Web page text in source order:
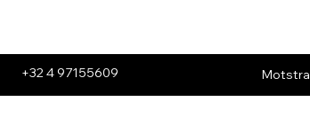
+32 4 97155609